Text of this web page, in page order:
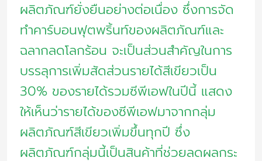
ผลิตภัณฑ์ยั่งยืนอย่างต่อเนื่อง ซึ่งการจัด
ทำคาร์บอนฟุตพริ้นท์ของผลิตภัณฑ์และ
ฉลากลดโลกร้อน จะเป็นส่วนสำคัญในการ
บรรลุการเพิ่มสัดส่วนรายได้สีเขียวเป็น
30% ของรายได้รวมซีพีเอฟในปีนี้ แสดง
ให้เห็นว่ารายได้ของซีพีเอฟมาจากกลุ่ม
ผลิตภัณฑ์สีเขียวเพิ่มขึ้นทุกปี ซึ่ง
ผลิตภัณฑ์กลุ่มนี้เป็นสินค้าที่ช่วยลดผลกระ